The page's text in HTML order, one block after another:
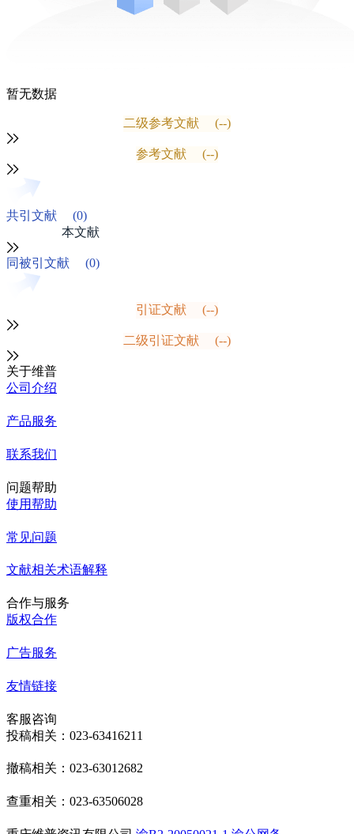
暂无数据
二级参考文献 (--)
参考文献 (--)
共引文献
(0)
本文献
同被引文献 (0)
引证文献 (--)
二级引证文献 (--)
关于维普
公司介绍
产品服务
联系我们
问题帮助
使用帮助
常见问题
文献相关术语解释
合作与服务
版权合作
广告服务
友情链接
客服咨询
投稿相关：023-63416211
撤稿相关：023-63012682
查重相关：023-63506028